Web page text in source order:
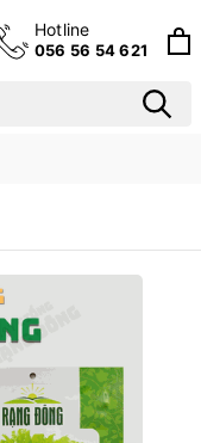
Hotline
056 56 54 621